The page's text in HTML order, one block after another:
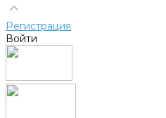
Регистрация
Войти